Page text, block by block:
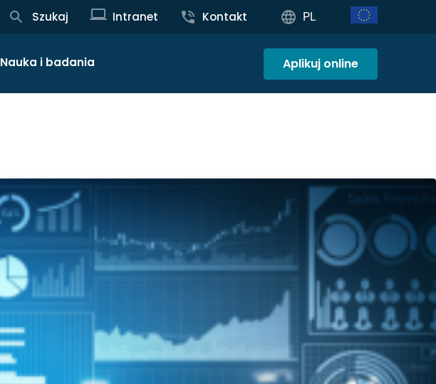
Szukaj Intranet Kontakt PL
Nauka i badania Aplikuj online